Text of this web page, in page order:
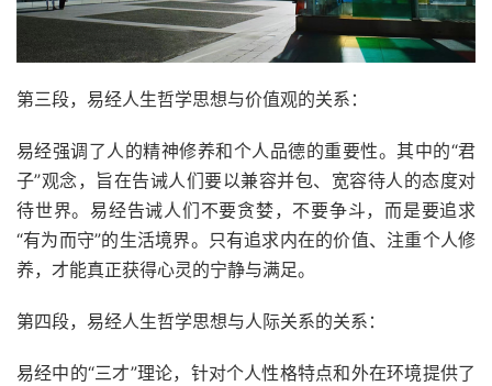
第三段，易经人生哲学思想与价值观的关系：
易经强调了人的精神修养和个人品德的重要性。其中的“君
子”观念，旨在告诫人们要以兼容并包、宽容待人的态度对
待世界。易经告诫人们不要贪婪，不要争斗，而是要追求
“有为而守”的生活境界。只有追求内在的价值、注重个人修
养，才能真正获得心灵的宁静与满足。
第四段，易经人生哲学思想与人际关系的关系：
易经中的“三才”理论，针对个人性格特点和外在环境提供了